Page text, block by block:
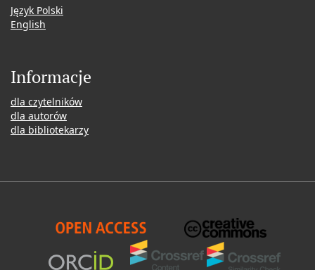
Język Polski
English
Informacje
dla czytelników
dla autorów
dla bibliotekarzy